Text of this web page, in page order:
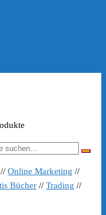
// Online Marketing //
Bücher // Trading //